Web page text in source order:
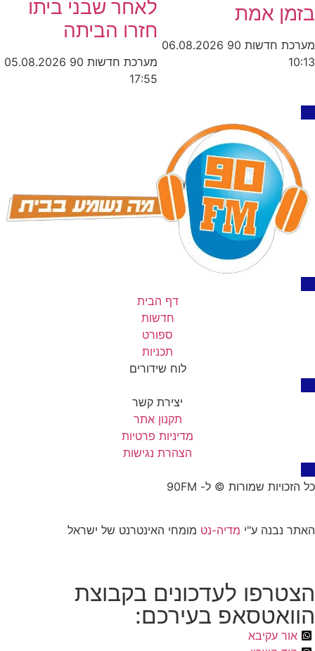
בזמן אמת
מערכת חדשות 90
06.08.2026
10:13
לאחר שבני ביתו
חזרו הביתה
מערכת חדשות 90
05.08.2026
17:55
דף הבית
חדשות
ספורט
תכניות
לוח שידורים
יצירת קשר
תקנון אתר
מדיניות פרטיות
הצהרת נגישות
כל הזכויות שמורות © ל- 90FM
האתר נבנה ע"י מדיה-נט מומחי האינטרנט של ישראל
הצטרפו לעדכונים בקבוצת
הוואטסאפ בעירכם:
אור עקיבא